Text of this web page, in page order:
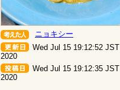
ニョキシー
Wed Jul 15 19:12:52 JST
2020
Wed Jul 15 19:12:35 JST
2020